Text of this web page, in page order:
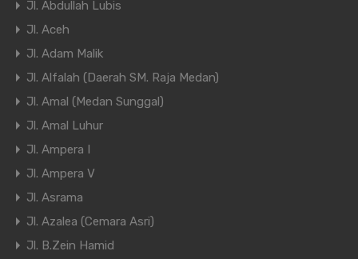
Jl. Abdullah Lubis
Jl. Aceh
Jl. Adam Malik
Jl. Alfalah (Daerah SM. Raja Medan)
Jl. Amal (Medan Sunggal)
Jl. Amal Luhur
Jl. Ampera I
Jl. Ampera V
Jl. Asrama
Jl. Azalea (Cemara Asri)
Jl. B.Zein Hamid